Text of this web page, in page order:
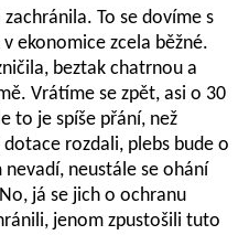
To se dovíme s
ekonomice zcela běžné.
beztak chatrnou a
Vrátíme se zpět, asi o 30
to je spíše přání, než
rozdali, plebs bude o
neustále se ohání
já se jich o ochranu
jenom zpustošili tuto